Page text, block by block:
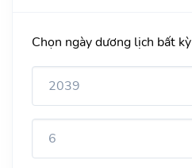
Chọn ngày dương lịch bất kỳ